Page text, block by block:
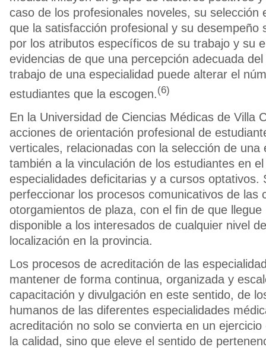
caso de los profesionales noveles, su selección
que la satisfacción profesional y su desempeño
por los atributos específicos de su trabajo y su
evidencias de que una percepción adecuada
trabajo de una especialidad puede alterar el
estudiantes que la escogen.(6)
En la Universidad de Ciencias Médicas de Villa
acciones de orientación profesional de
verticales, relacionadas con la selección de una
también a la vinculación de los estudiantes en
especialidades deficitarias y a cursos optativos.
perfeccionar los procesos comunicativos de las
otorgamientos de plaza, con el fin de que llegue
disponible a los interesados de cualquier nivel
localización en la provincia.
Los procesos de acreditación de las
mantener de forma continua, organizada y
capacitación y divulgación en este sentido, de
humanos de las diferentes especialidades
acreditación no solo se convierta en un
la calidad, sino que eleve el sentido de